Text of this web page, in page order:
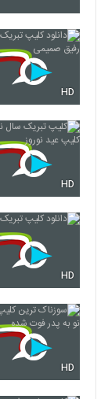
HD
HD
HD
HD